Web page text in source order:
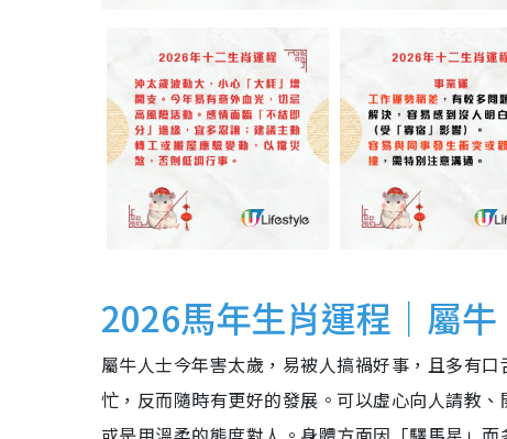
2026馬年生肖運程｜屬
屬牛人士今年害太歲，易被人搞禍好事，且多有
忙，反而隨時有更好的發展。可以虛心向人請教